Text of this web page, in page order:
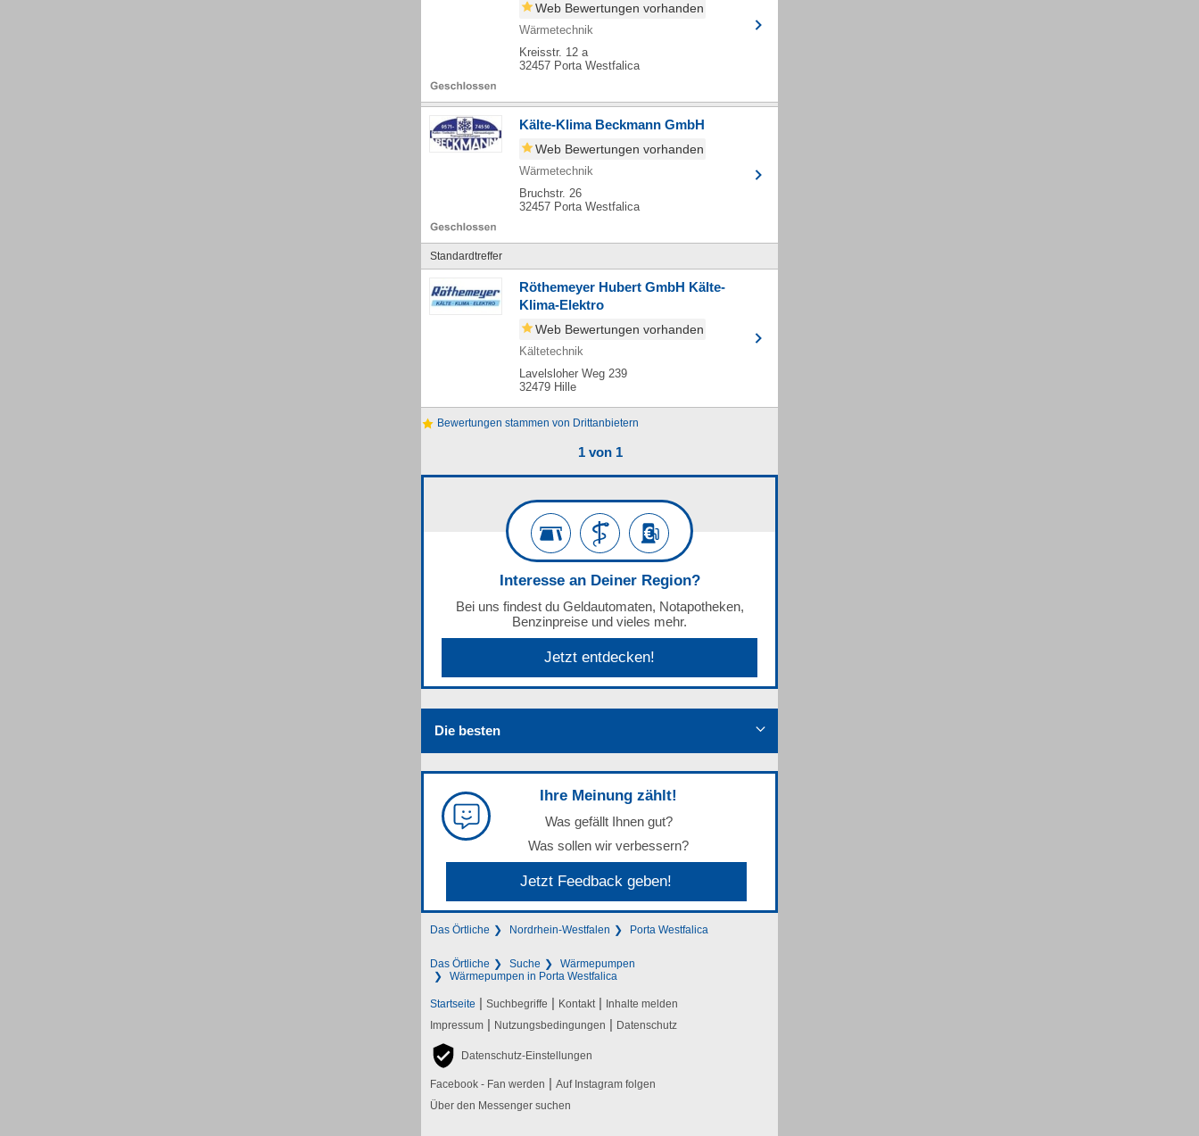
Web Bewertungen vorhanden
Wärmetechnik
Kreisstr. 12 a
32457 Porta Westfalica
Kälte-Klima Beckmann GmbH
Web Bewertungen vorhanden
Wärmetechnik
Bruchstr. 26
32457 Porta Westfalica
Standardtreffer
Röthemeyer Hubert GmbH Kälte-
Klima-Elektro
Web Bewertungen vorhanden
Kältetechnik
Lavelsloher Weg 239
32479 Hille
Bewertungen stammen von Drittanbietern
1 von 1
Interesse an Deiner Region?
Bei uns findest du Geldautomaten, Notapotheken,
Benzinpreise und vieles mehr.
Jetzt entdecken!
Die besten
Ihre Meinung zählt!
Was gefällt Ihnen gut?
Was sollen wir verbessern?
Jetzt Feedback geben!
Das Örtliche Nordrhein-Westfalen Porta Westfalica
Das Örtliche Suche
Wärmepumpen
Wärmepumpen in Porta Westfalica
Startseite | Suchbegriffe | Kontakt | Inhalte melden
Impressum | Nutzungsbedingungen | Datenschutz
Datenschutz-Einstellungen
Facebook - Fan werden | Auf Instagram folgen
Über den Messenger suchen